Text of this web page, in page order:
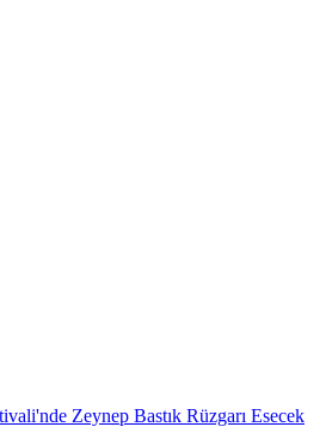
Zeynep Bastık Rüzgarı Esecek